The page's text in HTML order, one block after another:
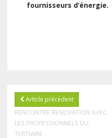
fournisseurs d’énergie.
Article précédent
RENCONTRE RENOVATION AVEC
LES PROFESSIONNELS DU
TERTIAIRE